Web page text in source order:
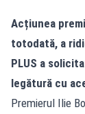
Acțiunea
totodată, a
PLUS a
legătură cu
Premierul Ilie